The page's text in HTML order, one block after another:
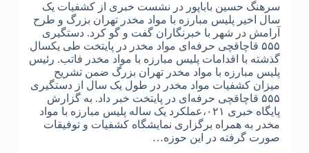
سرهنگ حسین باباپور در نشست خبری از کشفیات یک
سال اخیر پلیس مبارزه با مواد مخدر تهران بزرگ و طرح
آرامش در شهر با خبرنگاران گفت و گو کرد. دستگیری
۵۵۵ قاچاقچی حرفه‌ای مواد مخدر در پایتخت طی یکسال
گذشته با اقدامات پلیس مبارزه با مواد مخدر فاتب. رئیس
پلیس مبارزه با مواد مخدر تهران بزرگ ضمن تشریح
میزان کشفیات مواد مخدر در طول یک سال از دستگیری
۵۵۵ قاچاقچی حرفه‌ای در پایتخت خبر داد. به گزارش
پایگاه خبری ۰۲۱،عملکرد یک‌ ساله پلیس مبارزه با مواد
مخدر به همراه برگزاری نمایشگاه کشفیات و توفیقات
صورت‌ گرفته در این حوزه…